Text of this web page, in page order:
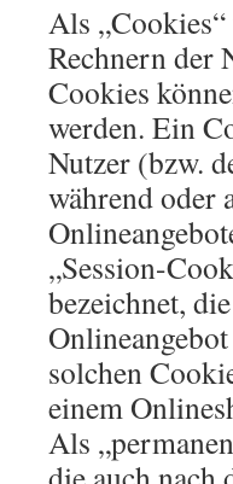
Als
Rechnern der
Cookies
werden. Ein
Nutzer (bzw.
während oder
„Session-
bezeichnet,
solchen
einem
Als